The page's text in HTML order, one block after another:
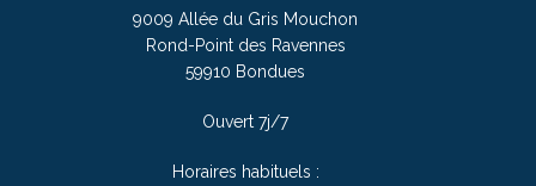
9009 Allée du Gris Mouchon
Rond-Point des Ravennes
59910 Bondues
Ouvert 7j/7
Horaires habituels :